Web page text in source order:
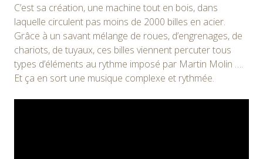
C’est sa création, une machine tout en bois, dans
laquelle circulent pas moins de 2000 billes en acier.
Grâce à un savant mélange de roues, d’engrenages, de
chariots, de tuyaux, ces billes viennent percuter tous
types d’éléments au rythme imposé par Martin Molin ….
Et ça en sort une musique complexe et rythmée.